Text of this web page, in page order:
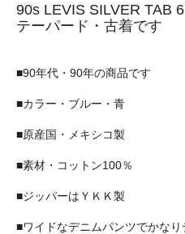
90s LEVIS SILVER TAB
テーパード・古着です
■90年代・90年の商品です
■カラー・ブルー・青
■原産国・メキシコ製
■素材・コットン100％
■ジッパーはＹＫＫ製
■ワイドなデニムパンツでかな